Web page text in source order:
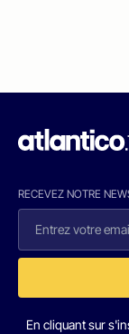
RECEVEZ NOTRE
En cliquant sur